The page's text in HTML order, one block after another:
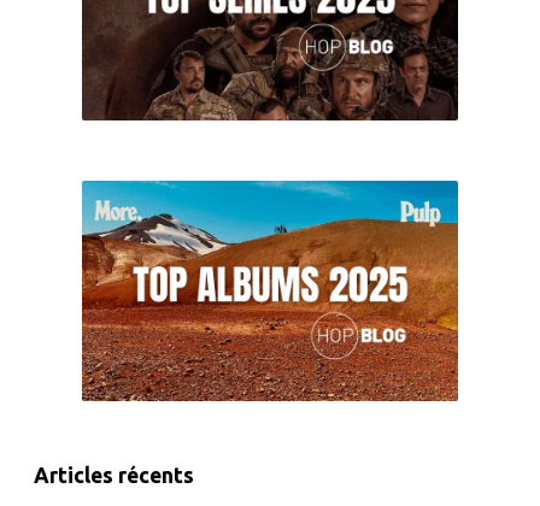
Articles récents